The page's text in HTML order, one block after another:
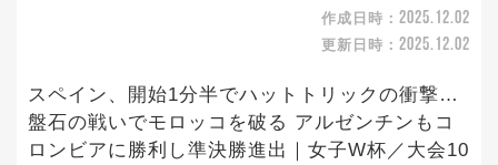
作成日時： 2025.12.02
更新日時： 2025.12.02
スペイン、開始1分半でハットトリックの衝撃…
盤石の戦いでモロッコを破る アルゼンチンもコ
ロンビアに勝利し準決勝進出｜女子W杯／大会10